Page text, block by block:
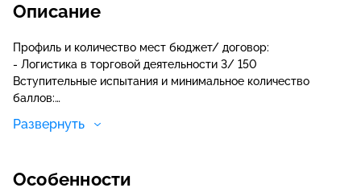
Описание
Профиль и количество мест бюджет/ договор:
- Логистика в торговой деятельности 3/ 150
Вступительные испытания и минимальное количество
баллов:
- Русский язык 36
Развернуть
Особенности